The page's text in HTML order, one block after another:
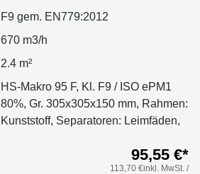
F9 gem. EN779:2012
670 m3/h
2.4 m²
HS-Makro 95 F, Kl. F9 / ISO ePM1
80%, Gr. 305x305x150 mm, Rahmen:
Kunststoff, Separatoren: Leimfäden,
95,55 €*
113,70 €inkl. MwSt. /